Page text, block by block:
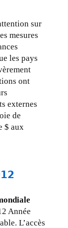
sur
mesures
les pays
ont
externes
de
$ aux
Année
L’accès